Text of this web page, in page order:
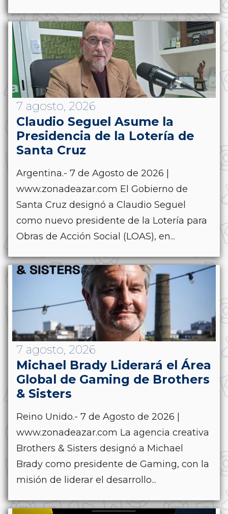
7 agosto, 2026
Claudio Seguel Asume la
Presidencia de la Lotería de
Santa Cruz
Argentina.- 7 de Agosto de 2026 |
www.zonadeazar.com El Gobierno de
Santa Cruz designó a Claudio Seguel
como nuevo presidente de la Lotería para
Obras de Acción Social (LOAS), en...
7 agosto, 2026
Michael Brady Liderará el Área
Global de Gaming de Brothers
& Sisters
Reino Unido.- 7 de Agosto de 2026 |
www.zonadeazar.com La agencia creativa
Brothers & Sisters designó a Michael
Brady como presidente de Gaming, con la
misión de liderar el desarrollo...